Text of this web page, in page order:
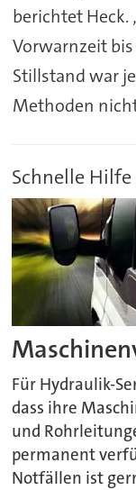
berichtet
Vorwarnzeit
Stillstand war
Methoden
Schnelle
Für Hydraulik-
dass ihre
und
permanent
Notfällen ist